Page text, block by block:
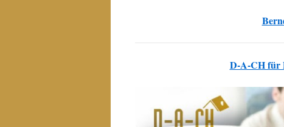
D-A-CH für